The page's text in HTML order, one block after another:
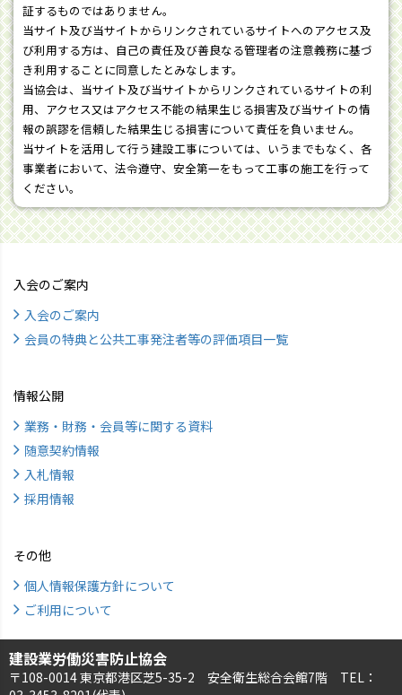
証するものではありません。
当サイト及び当サイトからリンクされているサイトへのアクセス及
び利用する方は、自己の責任及び善良なる管理者の注意義務に基づ
き利用することに同意したとみなします。
当協会は、当サイト及び当サイトからリンクされているサイトの利
用、アクセス又はアクセス不能の結果生じる損害及び当サイトの情
報の誤謬を信頼した結果生じる損害について責任を負いません。
当サイトを活用して行う建設工事については、いうまでもなく、各
事業者において、法令遵守、安全第一をもって工事の施工を行って
ください。
入会のご案内
入会のご案内
会員の特典と公共工事発注者等の評価項目一覧
情報公開
業務・財務・会員等に関する資料
随意契約情報
入札情報
採用情報
その他
個人情報保護方針について
ご利用について
建設業労働災害防止協会
〒108-0014 東京都港区芝5-35-2 安全衛生総合会館7階 TEL：